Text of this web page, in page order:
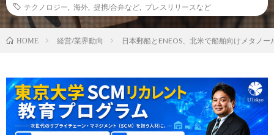
テクノロジー
海外 提携/合弁など プレスリリースなど
HOME 経営/業界動向 日本郵船とENEOS、北米で船舶向けメタノ